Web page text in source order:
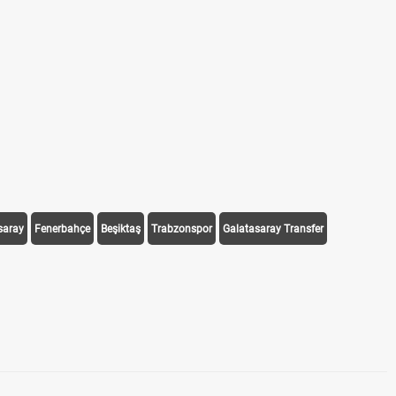
Fenerbahçe Beşiktaş Trabzonspor Galatasaray Transfer